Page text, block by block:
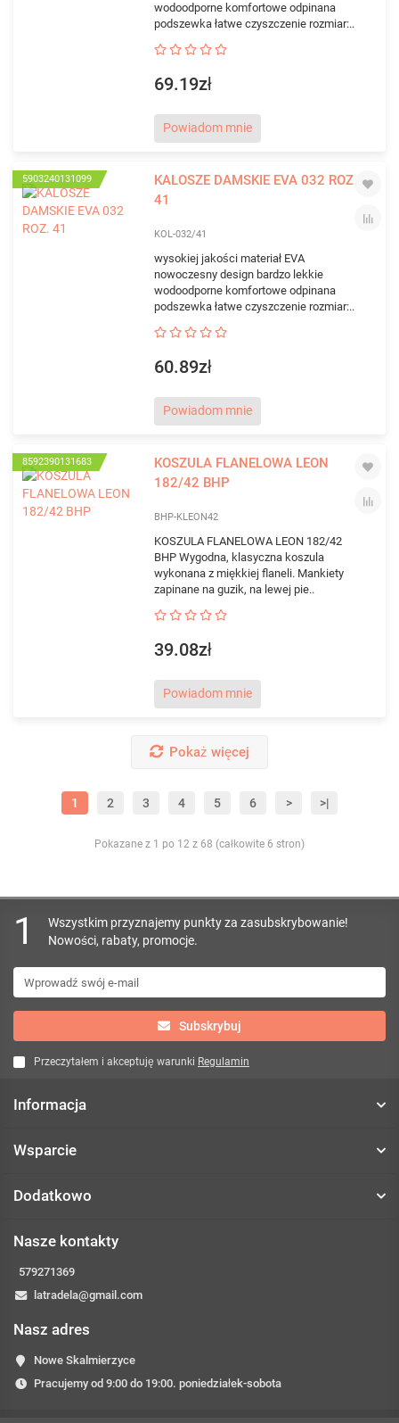
wodoodporne komfortowe odpinana
podszewka łatwe czyszczenie rozmiar:..
69.19zł
Powiadom mnie
5903240131099
KALOSZE DAMSKIE EVA 032 ROZ.
41
KOL-032/41
wysokiej jakości materiał EVA
nowoczesny design bardzo lekkie
wodoodporne komfortowe odpinana
podszewka łatwe czyszczenie rozmiar:..
60.89zł
Powiadom mnie
8592390131683
KOSZULA FLANELOWA LEON
182/42 BHP
BHP-KLEON42
KOSZULA FLANELOWA LEON 182/42
BHP Wygodna, klasyczna koszula
wykonana z miękkiej flaneli. Mankiety
zapinane na guzik, na lewej pie..
39.08zł
Powiadom mnie
Pokaż więcej
1 2 3 4 5 6 > >|
Pokazane z 1 po 12 z 68 (całkowite 6 stron)
1
Wszystkim przyznajemy punkty za zasubskrybowanie!
Nowości, rabaty, promocje.
Subskrybuj
Przeczytałem i akceptuję warunki Regulamin
Informacja
Wsparcie
Dodatkowo
Nasze kontakty
579271369
latradela@gmail.com
Nasz adres
Nowe Skalmierzyce
Pracujemy od 9:00 do 19:00. poniedziałek-sobota